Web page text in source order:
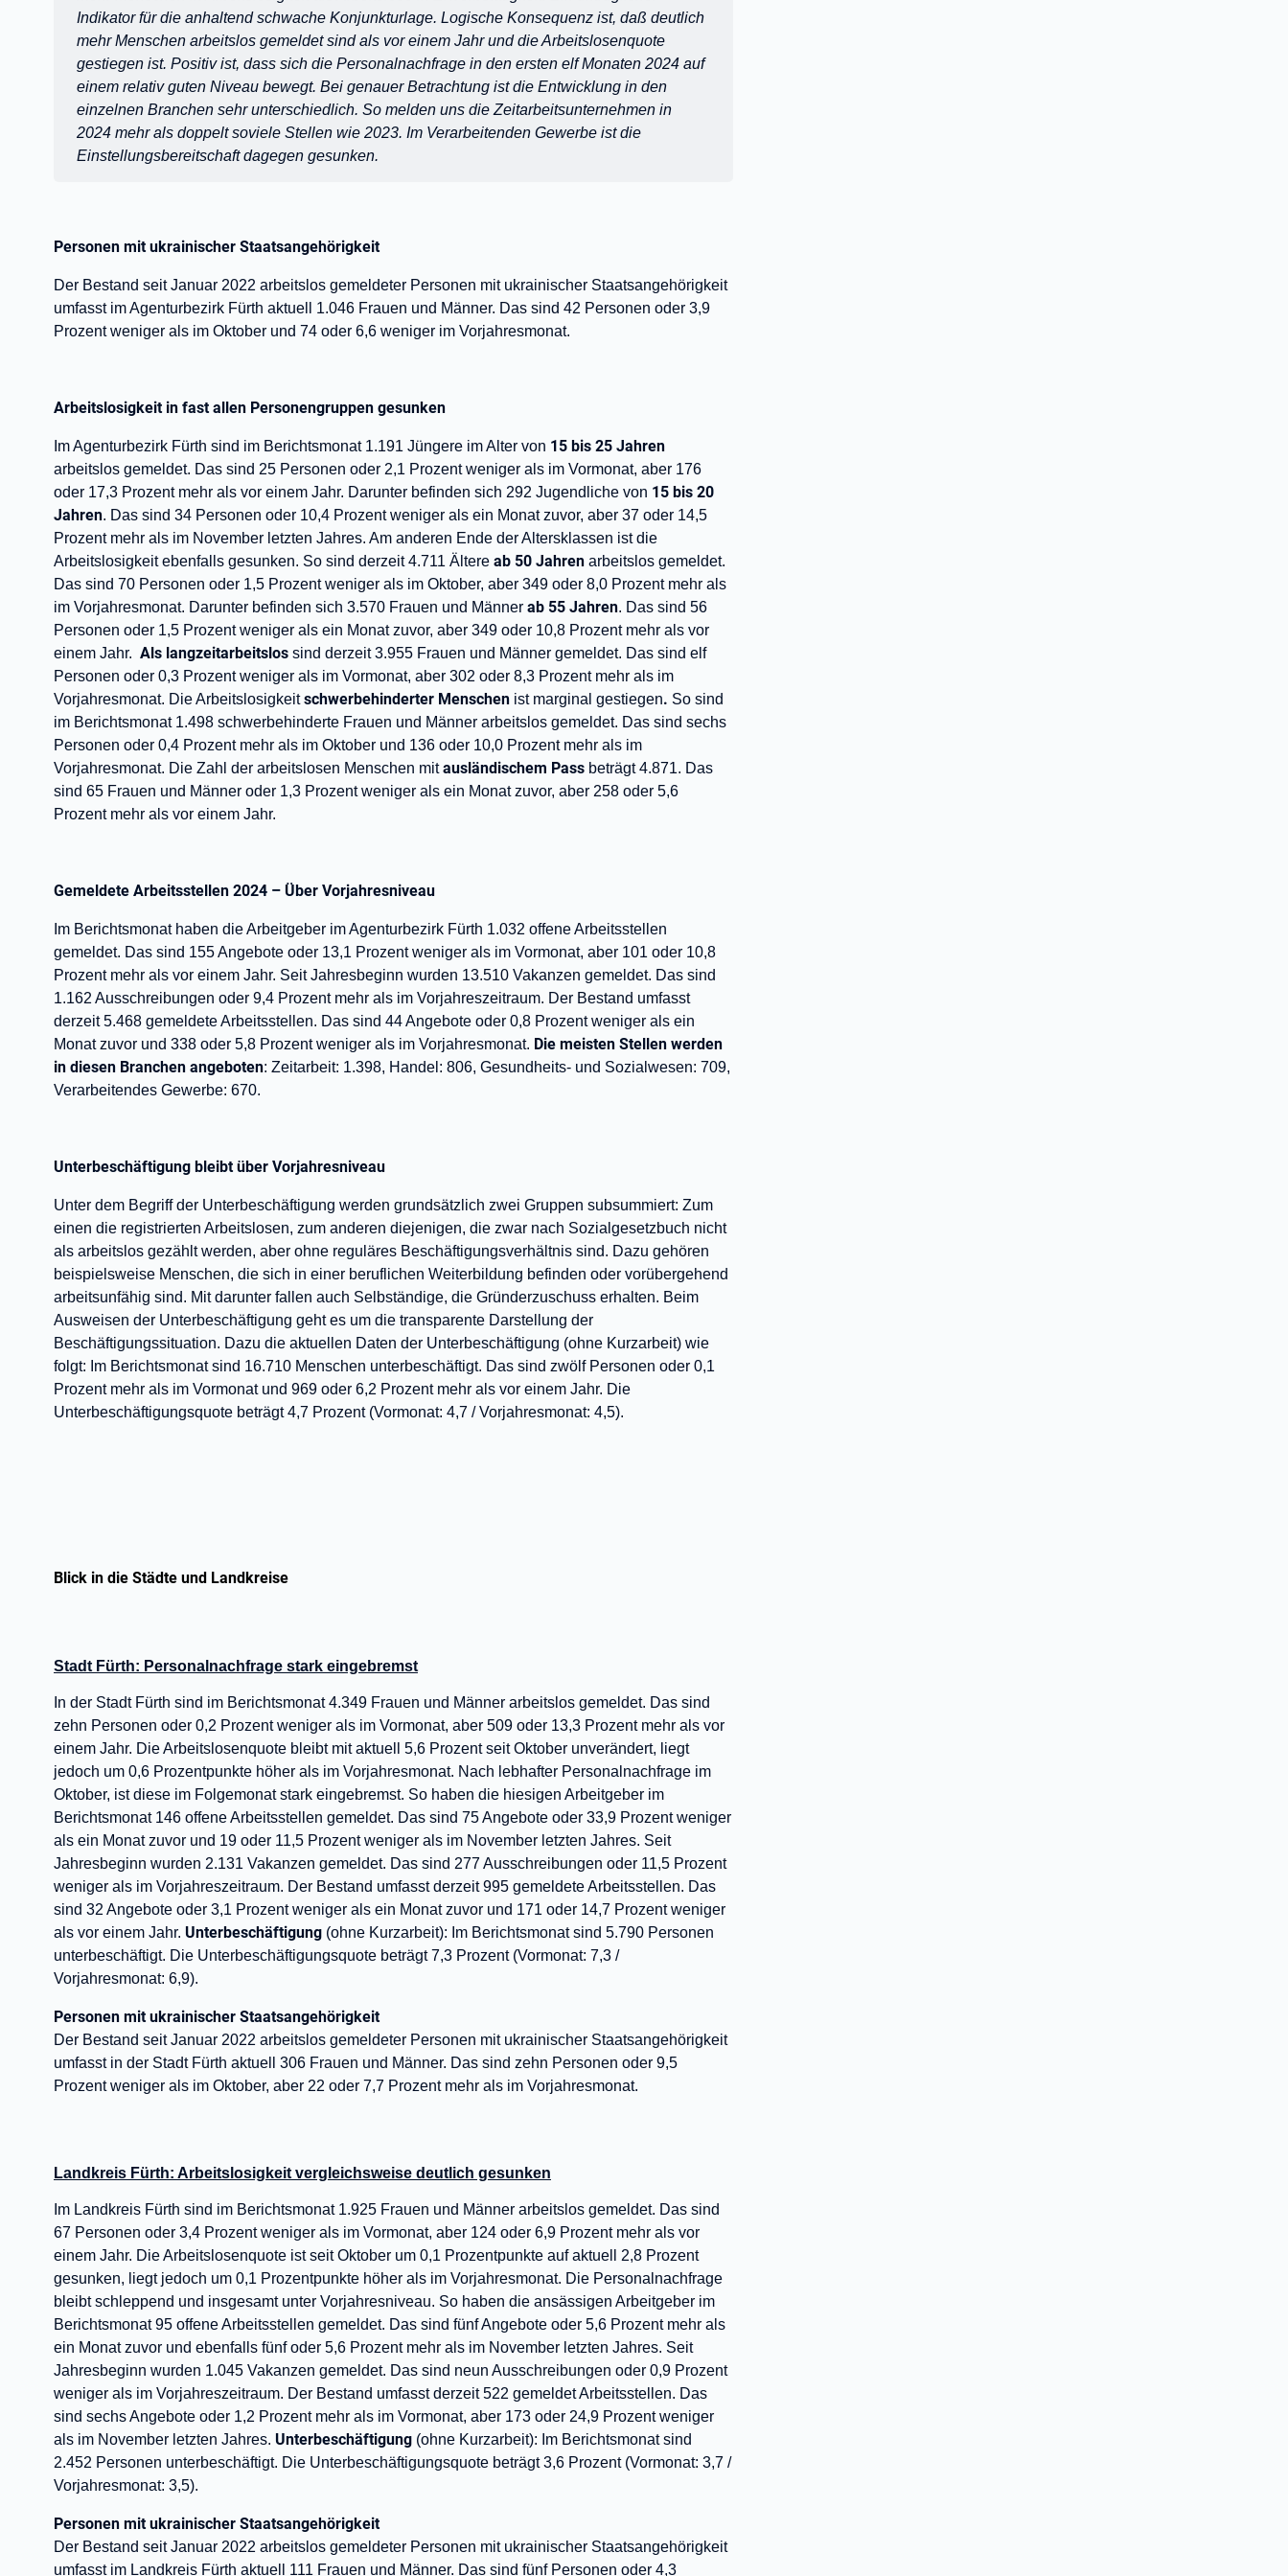
Indikator für die anhaltend schwache Konjunkturlage. Logische Konsequenz ist, daß deutlich
mehr Menschen arbeitslos gemeldet sind als vor einem Jahr und die Arbeitslosenquote
gestiegen ist. Positiv ist, dass sich die Personalnachfrage in den ersten elf Monaten 2024 auf
einem relativ guten Niveau bewegt. Bei genauer Betrachtung ist die Entwicklung in den
einzelnen Branchen sehr unterschiedlich. So melden uns die Zeitarbeitsunternehmen in
2024 mehr als doppelt soviele Stellen wie 2023. Im Verarbeitenden Gewerbe ist die
Einstellungsbereitschaft dagegen gesunken.
Personen mit ukrainischer Staatsangehörigkeit
Der Bestand seit Januar 2022 arbeitslos gemeldeter Personen mit ukrainischer Staatsangehörigkeit
umfasst im Agenturbezirk Fürth aktuell 1.046 Frauen und Männer. Das sind 42 Personen oder 3,9
Prozent weniger als im Oktober und 74 oder 6,6 weniger im Vorjahresmonat.
Arbeitslosigkeit in fast allen Personengruppen gesunken
Im Agenturbezirk Fürth sind im Berichtsmonat 1.191 Jüngere im Alter von 15 bis 25 Jahren
arbeitslos gemeldet. Das sind 25 Personen oder 2,1 Prozent weniger als im Vormonat, aber 176
oder 17,3 Prozent mehr als vor einem Jahr. Darunter befinden sich 292 Jugendliche von 15 bis 20
Jahren. Das sind 34 Personen oder 10,4 Prozent weniger als ein Monat zuvor, aber 37 oder 14,5
Prozent mehr als im November letzten Jahres. Am anderen Ende der Altersklassen ist die
Arbeitslosigkeit ebenfalls gesunken. So sind derzeit 4.711 Ältere ab 50 Jahren arbeitslos gemeldet.
Das sind 70 Personen oder 1,5 Prozent weniger als im Oktober, aber 349 oder 8,0 Prozent mehr als
im Vorjahresmonat. Darunter befinden sich 3.570 Frauen und Männer ab 55 Jahren. Das sind 56
Personen oder 1,5 Prozent weniger als ein Monat zuvor, aber 349 oder 10,8 Prozent mehr als vor
einem Jahr. Als langzeitarbeitslos sind derzeit 3.955 Frauen und Männer gemeldet. Das sind elf
Personen oder 0,3 Prozent weniger als im Vormonat, aber 302 oder 8,3 Prozent mehr als im
Vorjahresmonat. Die Arbeitslosigkeitschwerbehinderter Menschen ist marginal gestiegen. So sind
im Berichtsmonat 1.498 schwerbehinderte Frauen und Männer arbeitslos gemeldet. Das sind sechs
Personen oder 0,4 Prozent mehr als im Oktober und 136 oder 10,0 Prozent mehr als im
Vorjahresmonat. Die Zahl der arbeitslosen Menschen mitausländischem Pass beträgt 4.871. Das
sind 65 Frauen und Männer oder 1,3 Prozent weniger als ein Monat zuvor, aber 258 oder 5,6
Prozent mehr als vor einem Jahr.
Gemeldete Arbeitsstellen 2024 – Über Vorjahresniveau
Im Berichtsmonat haben die Arbeitgeber im Agenturbezirk Fürth 1.032 offene Arbeitsstellen
gemeldet. Das sind 155 Angebote oder 13,1 Prozent weniger als im Vormonat, aber 101 oder 10,8
Prozent mehr als vor einem Jahr. Seit Jahresbeginn wurden 13.510 Vakanzen gemeldet. Das sind
1.162 Ausschreibungen oder 9,4 Prozent mehr als im Vorjahreszeitraum. Der Bestand umfasst
derzeit 5.468 gemeldete Arbeitsstellen. Das sind 44 Angebote oder 0,8 Prozent weniger als ein
Monat zuvor und 338 oder 5,8 Prozent weniger als im Vorjahresmonat. Die meisten Stellen werden
in diesen Branchen angeboten: Zeitarbeit: 1.398, Handel: 806, Gesundheits- und Sozialwesen: 709,
Verarbeitendes Gewerbe: 670.
Unterbeschäftigung bleibt über Vorjahresniveau
Unter dem Begriff der Unterbeschäftigung werden grundsätzlich zwei Gruppen subsummiert: Zum
einen die registrierten Arbeitslosen, zum anderen diejenigen, die zwar nach Sozialgesetzbuch nicht
als arbeitslos gezählt werden, aber ohne reguläres Beschäftigungsverhältnis sind. Dazu gehören
beispielsweise Menschen, die sich in einer beruflichen Weiterbildung befinden oder vorübergehend
arbeitsunfähig sind. Mit darunter fallen auch Selbständige, die Gründerzuschuss erhalten. Beim
Ausweisen der Unterbeschäftigung geht es um die transparente Darstellung der
Beschäftigungssituation. Dazu die aktuellen Daten der Unterbeschäftigung (ohne Kurzarbeit) wie
folgt: Im Berichtsmonat sind 16.710 Menschen unterbeschäftigt. Das sind zwölf Personen oder 0,1
Prozent mehr als im Vormonat und 969 oder 6,2 Prozent mehr als vor einem Jahr. Die
Unterbeschäftigungsquote beträgt 4,7 Prozent (Vormonat: 4,7 / Vorjahresmonat: 4,5).
Blick in die Städte und Landkreise
Stadt Fürth: Personalnachfrage stark eingebremst
In der Stadt Fürth sind im Berichtsmonat 4.349 Frauen und Männer arbeitslos gemeldet. Das sind
zehn Personen oder 0,2 Prozent weniger als im Vormonat, aber 509 oder 13,3 Prozent mehr als vor
einem Jahr. Die Arbeitslosenquote bleibt mit aktuell 5,6 Prozent seit Oktober unverändert, liegt
jedoch um 0,6 Prozentpunkte höher als im Vorjahresmonat. Nach lebhafter Personalnachfrage im
Oktober, ist diese im Folgemonat stark eingebremst. So haben die hiesigen Arbeitgeber im
Berichtsmonat 146 offene Arbeitsstellen gemeldet. Das sind 75 Angebote oder 33,9 Prozent weniger
als ein Monat zuvor und 19 oder 11,5 Prozent weniger als im November letzten Jahres. Seit
Jahresbeginn wurden 2.131 Vakanzen gemeldet. Das sind 277 Ausschreibungen oder 11,5 Prozent
weniger als im Vorjahreszeitraum. Der Bestand umfasst derzeit 995 gemeldete Arbeitsstellen. Das
sind 32 Angebote oder 3,1 Prozent weniger als ein Monat zuvor und 171 oder 14,7 Prozent weniger
als vor einem Jahr. Unterbeschäftigung (ohne Kurzarbeit): Im Berichtsmonat sind 5.790 Personen
unterbeschäftigt. Die Unterbeschäftigungsquote beträgt 7,3 Prozent (Vormonat: 7,3 /
Vorjahresmonat: 6,9).
Personen mit ukrainischer Staatsangehörigkeit
Der Bestand seit Januar 2022 arbeitslos gemeldeter Personen mit ukrainischer Staatsangehörigkeit
umfasst in der Stadt Fürth aktuell 306 Frauen und Männer. Das sind zehn Personen oder 9,5
Prozent weniger als im Oktober, aber 22 oder 7,7 Prozent mehr als im Vorjahresmonat.
Landkreis Fürth: Arbeitslosigkeit vergleichsweise deutlich gesunken
Im Landkreis Fürth sind im Berichtsmonat 1.925 Frauen und Männer arbeitslos gemeldet. Das sind
67 Personen oder 3,4 Prozent weniger als im Vormonat, aber 124 oder 6,9 Prozent mehr als vor
einem Jahr. Die Arbeitslosenquote ist seit Oktober um 0,1 Prozentpunkte auf aktuell 2,8 Prozent
gesunken, liegt jedoch um 0,1 Prozentpunkte höher als im Vorjahresmonat. Die Personalnachfrage
bleibt schleppend und insgesamt unter Vorjahresniveau. So haben die ansässigen Arbeitgeber im
Berichtsmonat 95 offene Arbeitsstellen gemeldet. Das sind fünf Angebote oder 5,6 Prozent mehr als
ein Monat zuvor und ebenfalls fünf oder 5,6 Prozent mehr als im November letzten Jahres. Seit
Jahresbeginn wurden 1.045 Vakanzen gemeldet. Das sind neun Ausschreibungen oder 0,9 Prozent
weniger als im Vorjahreszeitraum. Der Bestand umfasst derzeit 522 gemeldet Arbeitsstellen. Das
sind sechs Angebote oder 1,2 Prozent mehr als im Vormonat, aber 173 oder 24,9 Prozent weniger
als im November letzten Jahres. Unterbeschäftigung (ohne Kurzarbeit): Im Berichtsmonat sind
2.452 Personen unterbeschäftigt. Die Unterbeschäftigungsquote beträgt 3,6 Prozent (Vormonat: 3,7 /
Vorjahresmonat: 3,5).
Personen mit ukrainischer Staatsangehörigkeit
Der Bestand seit Januar 2022 arbeitslos gemeldeter Personen mit ukrainischer Staatsangehörigkeit
umfasst im Landkreis Fürth aktuell 111 Frauen und Männer. Das sind fünf Personen oder 4,3